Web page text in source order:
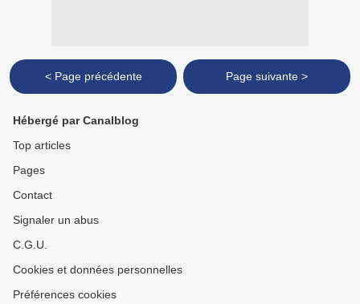
< Page précédente Page suivante >
Hébergé par Canalblog
Top articles
Pages
Contact
Signaler un abus
C.G.U.
Cookies et données personnelles
Préférences cookies